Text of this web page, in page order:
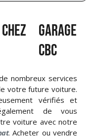
Garage
CBC
nombreux services
votre future voiture.
vérifiés et
de vous
voiture avec notre
. Acheter ou vendre